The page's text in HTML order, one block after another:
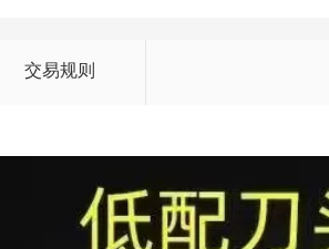
交易规则